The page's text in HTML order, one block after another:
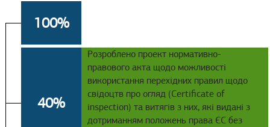
100%
40%
Розроблено проект нормативно-
правового акта щодо можливості
використання перехідних правил щодо
свідоцтв про огляд (Certificate of
inspection) та витягів з них, які видані з
дотриманням положень права ЄС без